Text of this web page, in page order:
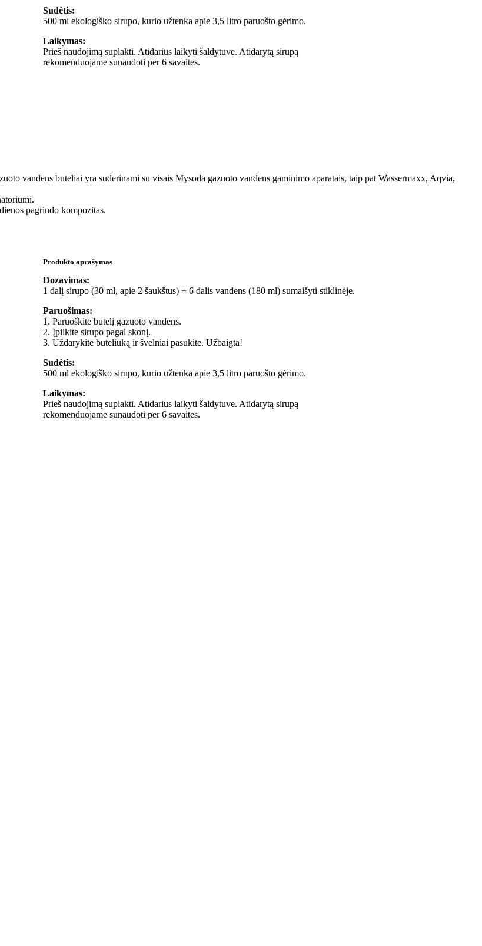
Sudėtis:
500 ml ekologiško sirupo, kurio užtenka apie 3,5 litro paruošto gėrimo.
Laikymas:
Prieš naudojimą suplakti. Atidarius laikyti šaldytuve. Atidarytą sirupą
rekomenduojame sunaudoti per 6 savaites.
vandens buteliai yra suderinami su visais Mysoda gazuoto vandens gaminimo aparatais, taip pat Wassermaxx, Aqvia,
pagrindo kompozitas.
Produkto aprašymas
Dozavimas:
1 dalį sirupo (30 ml, apie 2 šaukštus) + 6 dalis vandens (180 ml) sumaišyti stiklinėje.
Paruošimas:
1. Paruoškite butelį gazuoto vandens.
2. Įpilkite sirupo pagal skonį.
3. Uždarykite buteliuką ir švelniai pasukite. Užbaigta!
Sudėtis:
500 ml ekologiško sirupo, kurio užtenka apie 3,5 litro paruošto gėrimo.
Laikymas:
Prieš naudojimą suplakti. Atidarius laikyti šaldytuve. Atidarytą sirupą
rekomenduojame sunaudoti per 6 savaites.